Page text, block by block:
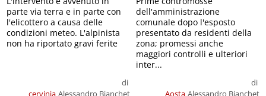
cervinia
di
Alessandro Bianchet
parte via terra e in parte con
l'elicottero a causa delle
condizioni meteo. L'alpinista
non ha riportato gravi ferite
Aosta
di
Alessandro Bianchet
dell'amministrazione
comunale dopo l'esposto
presentato da residenti della
zona; promessi anche
maggiori controlli e ulteriori
inter...